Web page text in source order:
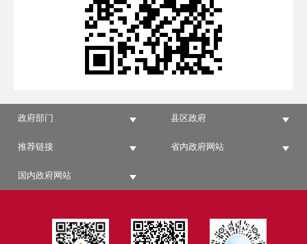
政府部门 县区政府
推荐链接 省内政府网站
国内政府网站